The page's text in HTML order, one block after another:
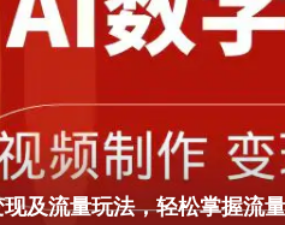
及流量玩法，轻松掌握流